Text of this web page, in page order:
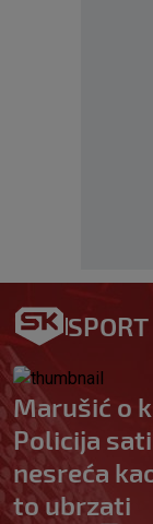
SPORT
Marušić o
Policija
nesreća
to ubrzati